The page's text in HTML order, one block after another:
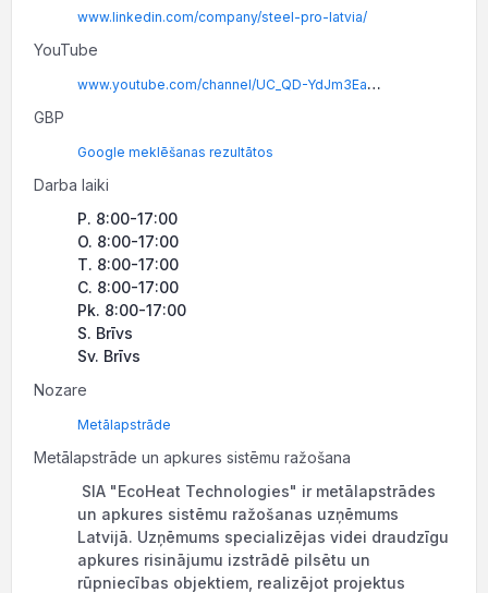
www.linkedin.com/company/steel-pro-latvia/
YouTube
www.youtube.com/channel/UC_QD-YdJm3EawMk06ISMICg
GBP
Google meklēšanas rezultātos
Darba laiki
P. 8:00-17:00
O. 8:00-17:00
T. 8:00-17:00
C. 8:00-17:00
Pk. 8:00-17:00
S. Brīvs
Sv. Brīvs
Nozare
Metālapstrāde
Metālapstrāde un apkures sistēmu ražošana
SIA "EcoHeat Technologies" ir metālapstrādes
un apkures sistēmu ražošanas uzņēmums
Latvijā. Uzņēmums specializējas videi draudzīgu
apkures risinājumu izstrādē pilsētu un
rūpniecības objektiem, realizējot projektus